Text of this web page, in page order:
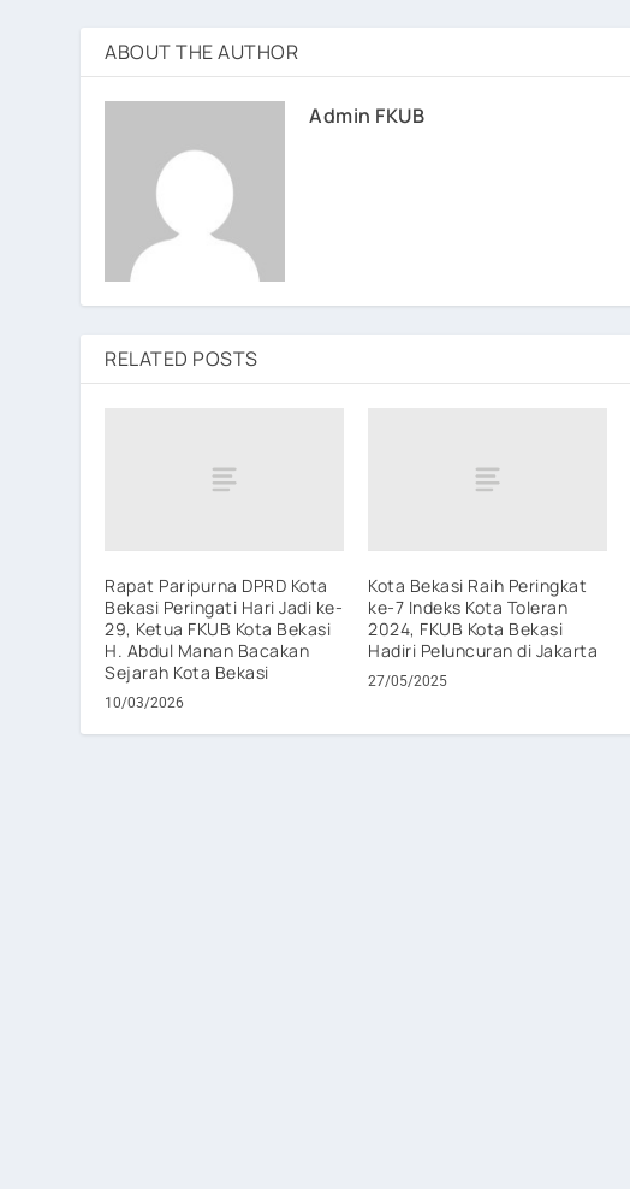
ABOUT THE AUTHOR
Admin FKUB
RELATED POSTS
Rapat Paripurna DPRD Kota
Bekasi Peringati Hari Jadi ke-
29, Ketua FKUB Kota Bekasi
H. Abdul Manan Bacakan
Sejarah Kota Bekasi
10/03/2026
Kota Bekasi Raih Peringkat
ke-7 Indeks Kota Toleran
2024, FKUB Kota Bekasi
Hadiri Peluncuran di Jakarta
27/05/2025